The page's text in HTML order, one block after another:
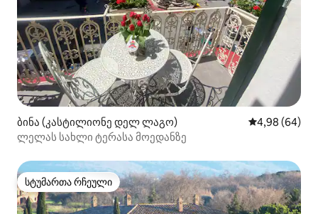
ბინა (კასტილიონე დელ ლაგო) საშუალო
4,98 (64)
ლელას სახლი ტერასა მოედანზე
სტუმართა რჩეული
სტუმართა რჩეული